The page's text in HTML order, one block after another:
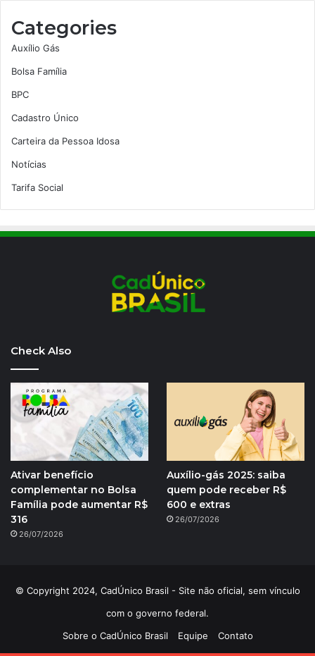
Categories
Auxílio Gás
Bolsa Família
BPC
Cadastro Único
Carteira da Pessoa Idosa
Notícias
Tarifa Social
Check Also
Ativar benefício
complementar no Bolsa
Família pode aumentar R$
316
26/07/2026
Auxílio-gás 2025: saiba
quem pode receber R$
600 e extras
26/07/2026
© Copyright 2024, CadÚnico Brasil - Site não oficial, sem vínculo
com o governo federal.
Sobre o CadÚnico Brasil
Equipe
Contato